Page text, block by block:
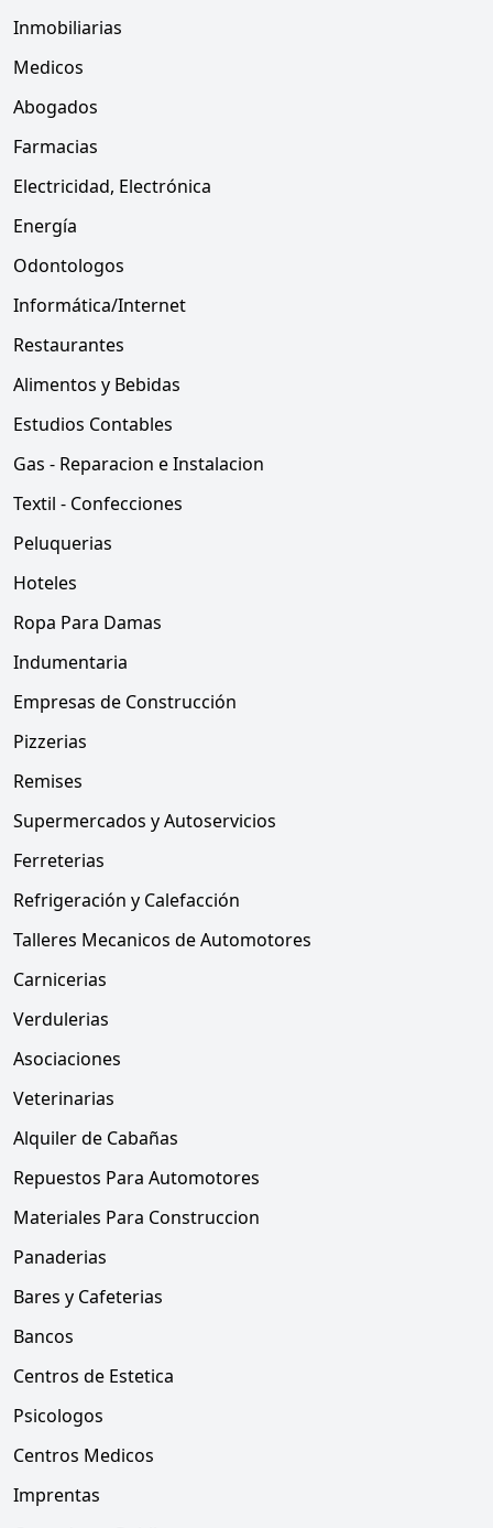
Inmobiliarias
Medicos
Abogados
Farmacias
Electricidad, Electrónica
Energía
Odontologos
Informática/Internet
Restaurantes
Alimentos y Bebidas
Estudios Contables
Gas - Reparacion e Instalacion
Textil - Confecciones
Peluquerias
Hoteles
Ropa Para Damas
Indumentaria
Empresas de Construcción
Pizzerias
Remises
Supermercados y Autoservicios
Ferreterias
Refrigeración y Calefacción
Talleres Mecanicos de Automotores
Carnicerias
Verdulerias
Asociaciones
Veterinarias
Alquiler de Cabañas
Repuestos Para Automotores
Materiales Para Construccion
Panaderias
Bares y Cafeterias
Bancos
Centros de Estetica
Psicologos
Centros Medicos
Imprentas